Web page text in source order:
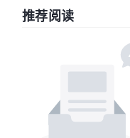
推荐阅读